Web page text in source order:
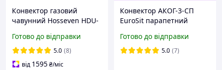
Конвектор газовий
чавунний Hosseven HDU-
обігрівач 3 кВт до 30 м2
італійська автоматика
EuroSit + димохід
Готово до відправки
5.0 (8)
від 1595₴/міс
Конвектор АКОГ-3-СП
EuroSit парапетний
настінний Ужгородський
з автоматикою ЄвроСіт
Готово до відправки
5.0 (7)